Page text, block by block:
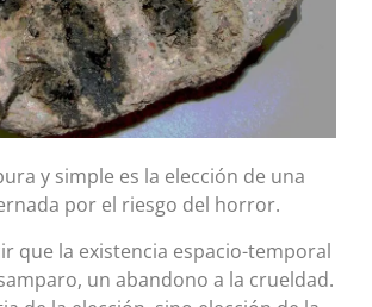
y simple es la elección de una
por el riesgo del horror.
que la existencia espacio-temporal
un abandono a la crueldad.